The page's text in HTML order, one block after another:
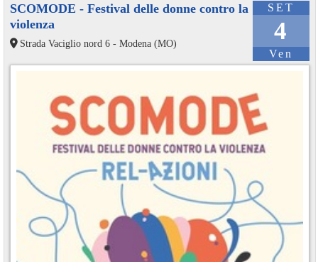
SET
4
Ven
SCOMODE - Festival delle donne contro la
violenza
Strada Vaciglio nord 6 - Modena (MO)